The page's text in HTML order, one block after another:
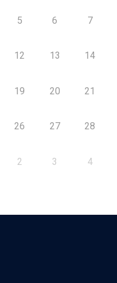
5 6 7
12 13 14
19 20 21
26 27 28
2 3 4